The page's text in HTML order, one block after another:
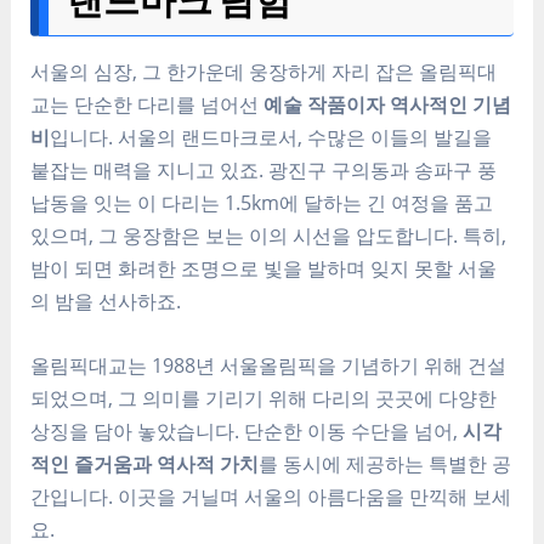
서울의 심장, 그 한가운데 웅장하게 자리 잡은 올림픽대
교는 단순한 다리를 넘어선 예술 작품이자 역사적인 기념
비입니다. 서울의 랜드마크로서, 수많은 이들의 발길을
붙잡는 매력을 지니고 있죠. 광진구 구의동과 송파구 풍
납동을 잇는 이 다리는 1.5km에 달하는 긴 여정을 품고
있으며, 그 웅장함은 보는 이의 시선을 압도합니다. 특히,
밤이 되면 화려한 조명으로 빛을 발하며 잊지 못할 서울
의 밤을 선사하죠.
올림픽대교는 1988년 서울올림픽을 기념하기 위해 건설
되었으며, 그 의미를 기리기 위해 다리의 곳곳에 다양한
상징을 담아 놓았습니다. 단순한 이동 수단을 넘어,시각
적인 즐거움과 역사적 가치를 동시에 제공하는 특별한 공
간입니다. 이곳을 거닐며 서울의 아름다움을 만끽해 보세
요.